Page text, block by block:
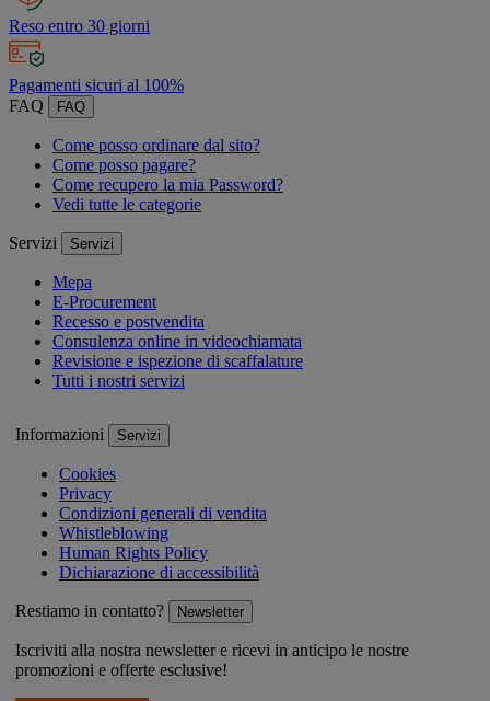
Reso entro 30 giorni
Pagamenti sicuri al 100%
FAQ
FAQ
Come posso ordinare dal sito?
Come posso pagare?
Come recupero la mia Password?
Vedi tutte le categorie
Servizi Servizi
Mepa
E-Procurement
Recesso e postvendita
Consulenza online in videochiamata
Revisione e ispezione di scaffalature
Tutti i nostri servizi
Informazioni Servizi
Cookies
Privacy
Condizioni generali di vendita
Whistleblowing
Human Rights Policy
Dichiarazione di accessibilità
Restiamo in contatto? Newsletter
Iscriviti alla nostra newsletter e ricevi in anticipo le nostre
promozioni e offerte esclusive!